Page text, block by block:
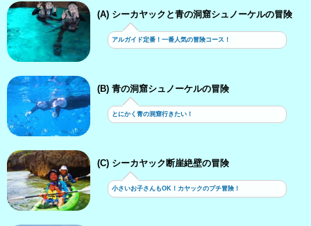
(A) シーカヤックと青の洞窟シュノーケルの冒険
アルガイド定番！一番人気の冒険コース！
(B) 青の洞窟シュノーケルの冒険
とにかく青の洞窟行きたい！
(C) シーカヤック断崖絶壁の冒険
小さいお子さんもOK！カヤックのプチ冒険！